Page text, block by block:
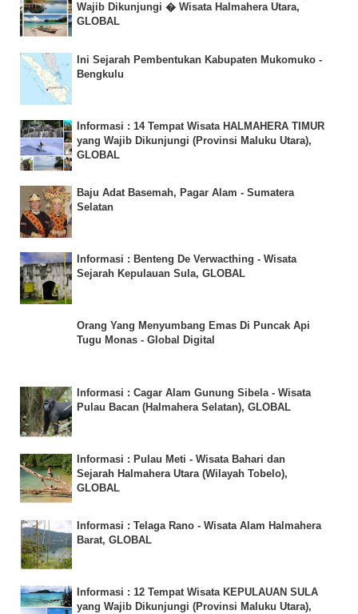
Wajib Dikunjungi � Wisata Halmahera Utara,
GLOBAL
Ini Sejarah Pembentukan Kabupaten Mukomuko -
Bengkulu
Informasi : 14 Tempat Wisata HALMAHERA TIMUR
yang Wajib Dikunjungi (Provinsi Maluku Utara),
GLOBAL
Baju Adat Basemah, Pagar Alam - Sumatera
Selatan
Informasi : Benteng De Verwacthing - Wisata
Sejarah Kepulauan Sula, GLOBAL
Orang Yang Menyumbang Emas Di Puncak Api
Tugu Monas - Global Digital
Informasi : Cagar Alam Gunung Sibela - Wisata
Pulau Bacan (Halmahera Selatan), GLOBAL
Informasi : Pulau Meti - Wisata Bahari dan
Sejarah Halmahera Utara (Wilayah Tobelo),
GLOBAL
Informasi : Telaga Rano - Wisata Alam Halmahera
Barat, GLOBAL
Informasi : 12 Tempat Wisata KEPULAUAN SULA
yang Wajib Dikunjungi (Provinsi Maluku Utara),